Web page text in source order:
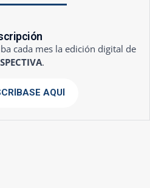
cada mes la edición digital de
.
AQUÍ